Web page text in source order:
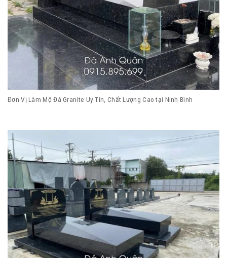
Đơn Vị Làm Mộ Đá Granite Uy Tín, Chất Lượng Cao tại Ninh Bình